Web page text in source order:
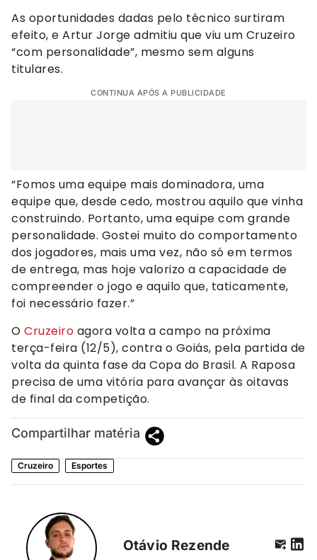
As oportunidades dadas pelo técnico surtiram
efeito, e Artur Jorge admitiu que viu um Cruzeiro
“com personalidade”, mesmo sem alguns
titulares.
CONTINUA APÓS A PUBLICIDADE
“Fomos uma equipe mais dominadora, uma
equipe que, desde cedo, mostrou aquilo que vinha
construindo. Portanto, uma equipe com grande
personalidade. Gostei muito do comportamento
dos jogadores, mais uma vez, não só em termos
de entrega, mas hoje valorizo a capacidade de
compreender o jogo e aquilo que, taticamente,
foi necessário fazer.”
O Cruzeiro agora volta a campo na próxima
terça-feira (12/5), contra o Goiás, pela partida de
volta da quinta fase da Copa do Brasil. A Raposa
precisa de uma vitória para avançar às oitavas
de final da competição.
Compartilhar matéria
Cruzeiro Esportes
Otávio Rezende